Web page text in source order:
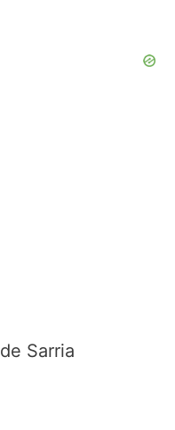
Sarria